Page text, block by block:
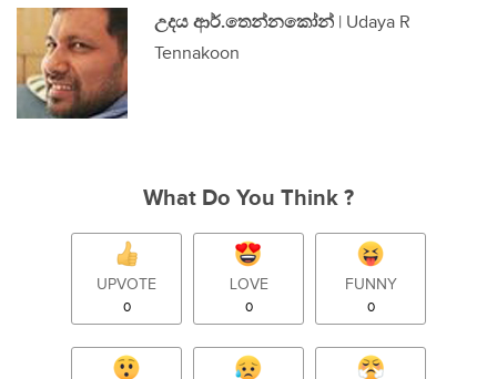
උදය ආර්.තෙන්නකෝන් | Udaya R
Tennakoon
What Do You Think ?
UPVOTE
0
LOVE
0
FUNNY
0